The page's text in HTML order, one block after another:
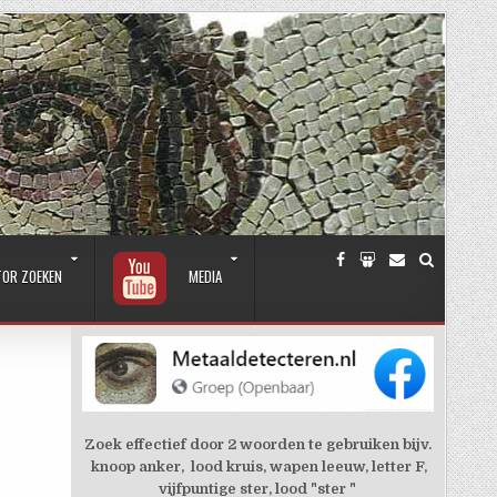
ZOEKEN MEDIA
Zoek effectief door 2 woorden te gebruiken bijv.
knoop anker, lood kruis, wapen leeuw, letter F,
vijfpuntige ster, lood "ster "